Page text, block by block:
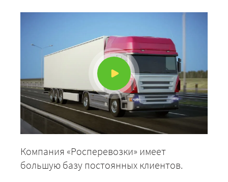
Компания «Росперевозки» имеет
большую базу постоянных клиентов.